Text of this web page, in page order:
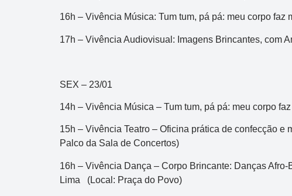
16h – Vivência Música: Tum tum, pá pá: meu corpo faz
17h – Vivência Audiovisual: Imagens Brincantes, com
SEX – 23/01
14h – Vivência Música – Tum tum, pá pá: meu corpo
15h – Vivência Teatro – Oficina prática de confecção
Palco da Sala de Concertos)
16h – Vivência Dança – Corpo Brincante: Danças
Lima (Local: Praça do Povo)
Mega-Sena